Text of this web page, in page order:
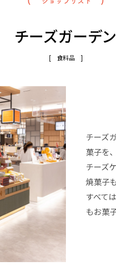
チーズガーデン
[ 食料品 ]
チーズ
菓子を
チーズ
焼菓子
すべて
もお菓